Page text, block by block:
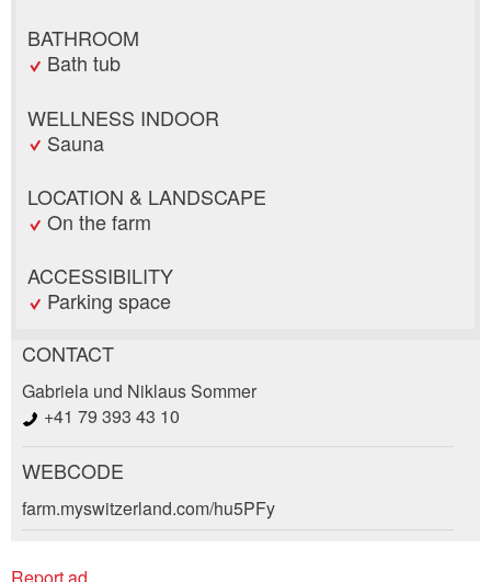
BATHROOM
Bath tub
WELLNESS INDOOR
Sauna
LOCATION & LANDSCAPE
On the farm
ACCESSIBILITY
Parking space
Report ad
General Feedback
Recommend the ad
CONTACT
Gabriela und Niklaus Sommer
+41 79 393 43 10
Booking request
WEBCODE
farm.myswitzerland.com/hu5PFy
Report ad